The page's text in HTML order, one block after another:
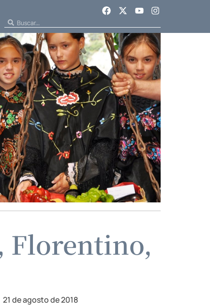
Florentino,
21 de agosto de 2018